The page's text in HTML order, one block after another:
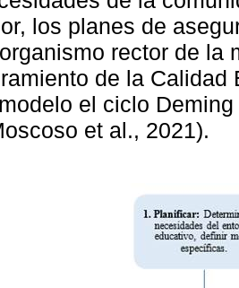
los planes de
rector de la
de la Calidad
el ciclo
et al., 2021).